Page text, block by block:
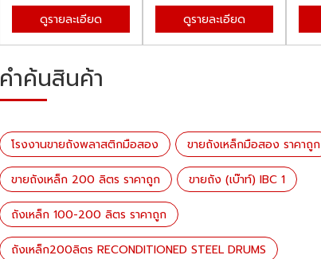
ดูรายละเอียด ดูรายละเอียด
คำค้นสินค้า
โรงงานขายถังพลาสติกมือสอง ขายถังเหล็กมือสอง ราคาถูก
ขายถังเหล็ก 200 ลิตร ราคาถูก ขายถัง (เบ๊าท์) IBC 1
ถังเหล็ก 100-200 ลิตร ราคาถูก
ถังเหล็ก200ลิตร RECONDITIONED STEEL DRUMS